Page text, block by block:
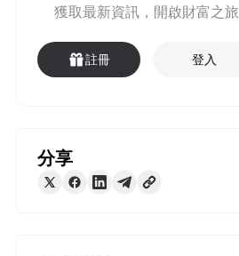
獲取最新資訊，開啟財富之旅
註冊 登入
分享